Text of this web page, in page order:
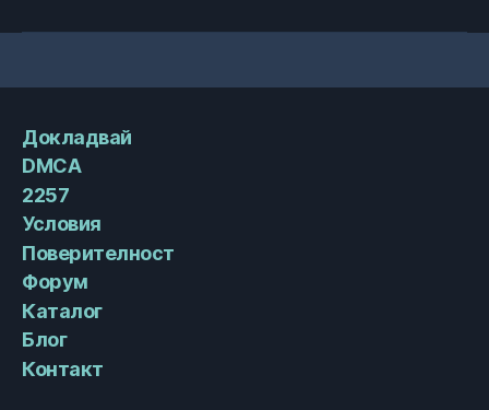
Докладвай
DMCA
2257
Условия
Поверителност
Форум
Каталог
Блог
Контакт